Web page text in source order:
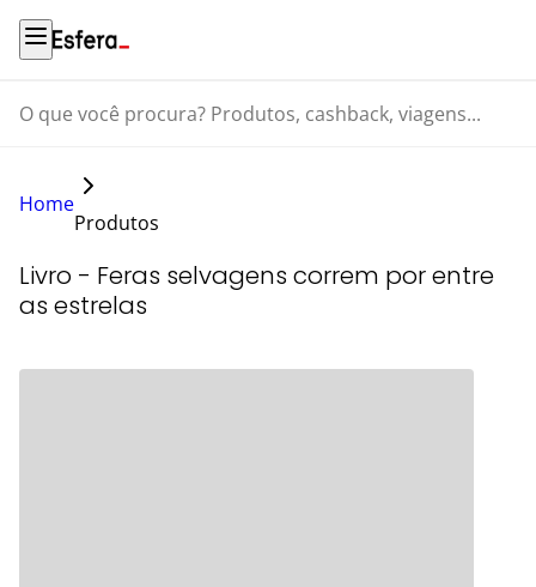
O que você procura? Produtos, cashback, viagens...
Home
Produtos
Livro - Feras selvagens correm por entre
as estrelas